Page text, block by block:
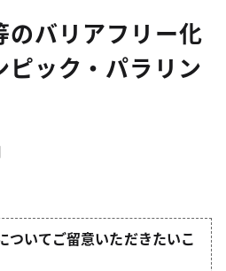
のバリアフリー化
ピック・パラリン
ついてご留意いただきたいこ